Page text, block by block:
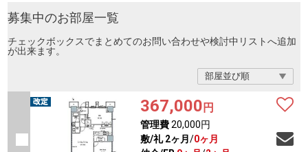
募集中のお部屋一覧
チェックボックスでまとめてのお問い合わせや検討中リストへ追加
が出来ます。
367,000 円
管理費20,000円
敷/礼 2ヶ月 /0ヶ月